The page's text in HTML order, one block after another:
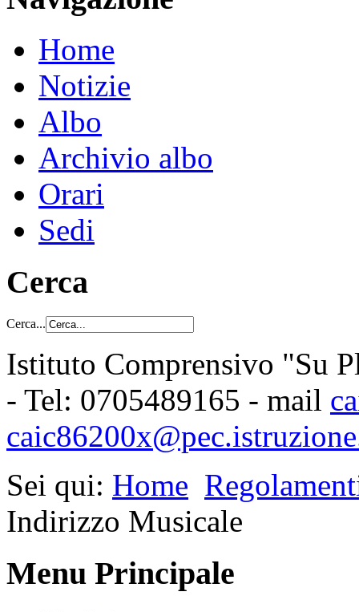
Home
Notizie
Albo
Archivio albo
Orari
Sedi
Cerca
Cerca...
Istituto Comprensivo "Su
- Tel: 0705489165 - mail
Sei qui: Home
Indirizzo Musicale
Menu Principale